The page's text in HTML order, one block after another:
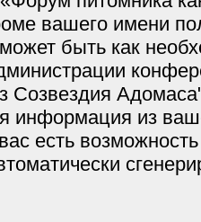
вашего имени
быть как
Созвездия
информация из
есть